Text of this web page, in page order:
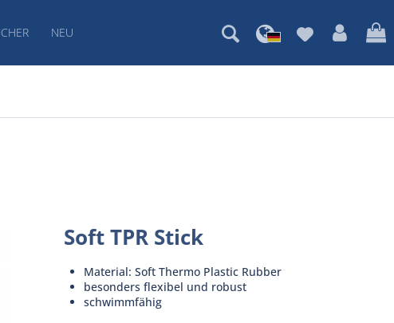
NEU
Soft TPR Stick
Material: Soft Thermo Plastic Rubber
besonders flexibel und robust
schwimmfähig